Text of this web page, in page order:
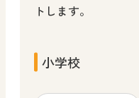
トします。
小学校